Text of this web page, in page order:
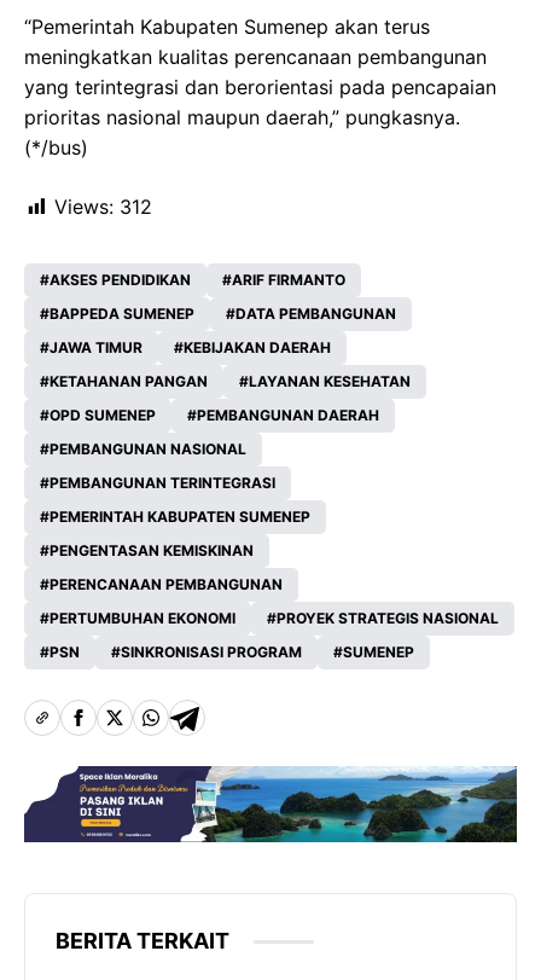
“Pemerintah Kabupaten Sumenep akan terus
meningkatkan kualitas perencanaan pembangunan
yang terintegrasi dan berorientasi pada pencapaian
prioritas nasional maupun daerah,” pungkasnya.
(*/bus)
Views: 312
AKSES PENDIDIKAN
ARIF FIRMANTO
BAPPEDA SUMENEP
DATA PEMBANGUNAN
JAWA TIMUR
KEBIJAKAN DAERAH
KETAHANAN PANGAN
LAYANAN KESEHATAN
OPD SUMENEP
PEMBANGUNAN DAERAH
PEMBANGUNAN NASIONAL
PEMBANGUNAN TERINTEGRASI
PEMERINTAH KABUPATEN SUMENEP
PENGENTASAN KEMISKINAN
PERENCANAAN PEMBANGUNAN
PERTUMBUHAN EKONOMI
PROYEK STRATEGIS NASIONAL
PSN
SINKRONISASI PROGRAM SUMENEP
BERITA TERKAIT